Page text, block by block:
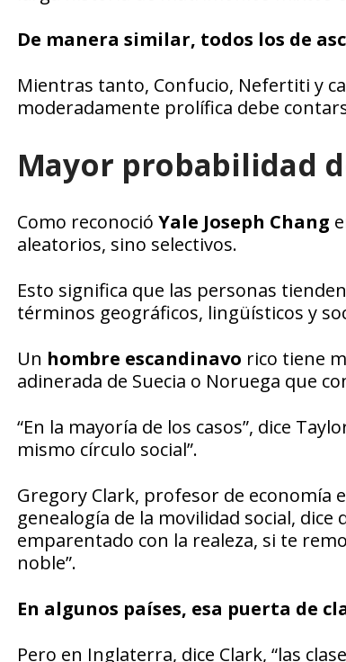
De manera similar, todos los de
Mientras tanto, Confucio, Nefertiti y
moderadamente prolífica debe
Mayor probabilidad
Como reconoció Yale Joseph Chang
aleatorios, sino selectivos.
Esto significa que las personas
términos geográficos, lingüísticos y
Un hombre escandinavo rico tiene
adinerada de Suecia o Noruega que
“En la mayoría de los casos”, dice
mismo círculo social”.
Gregory Clark, profesor de economía
genealogía de la movilidad social,
emparentado con la realeza, si te
noble”.
En algunos países, esa puerta de
Pero en Inglaterra, dice Clark, “las